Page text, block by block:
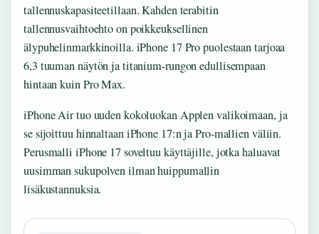
tallennuskapasiteetillaan. Kahden terabitin
tallennusvaihtoehto on poikkeuksellinen
älypuhelinmarkkinoilla. iPhone 17 Pro puolestaan tarjoaa
6,3 tuuman näytön ja titanium-rungon edullisempaan
hintaan kuin Pro Max.
iPhone Air tuo uuden kokoluokan Applen valikoimaan, ja
se sijoittuu hinnaltaan iPhone 17:n ja Pro-mallien väliin.
Perusmalli iPhone 17 soveltuu käyttäjille, jotka haluavat
uusimman sukupolven ilman huippumallin
lisäkustannuksia.